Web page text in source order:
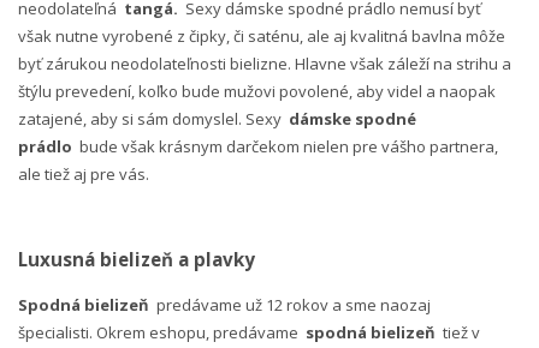
neodolateľná tangá. Sexy dámske spodné prádlo nemusí byť
však nutne vyrobené z čipky, či saténu, ale aj kvalitná bavlna môže
byť zárukou neodolateľnosti bielizne. Hlavne však záleží na strihu a
štýlu prevedení, koľko bude mužovi povolené, aby videl a naopak
zatajené, aby si sám domyslel. Sexy dámske spodné
prádlo bude však krásnym darčekom nielen pre vášho partnera,
ale tiež aj pre vás.
Luxusná bielizeň a plavky
Spodná bielizeň predávame už 12 rokov a sme naozaj
špecialisti. Okrem eshopu, predávame spodná bielizeň tiež v